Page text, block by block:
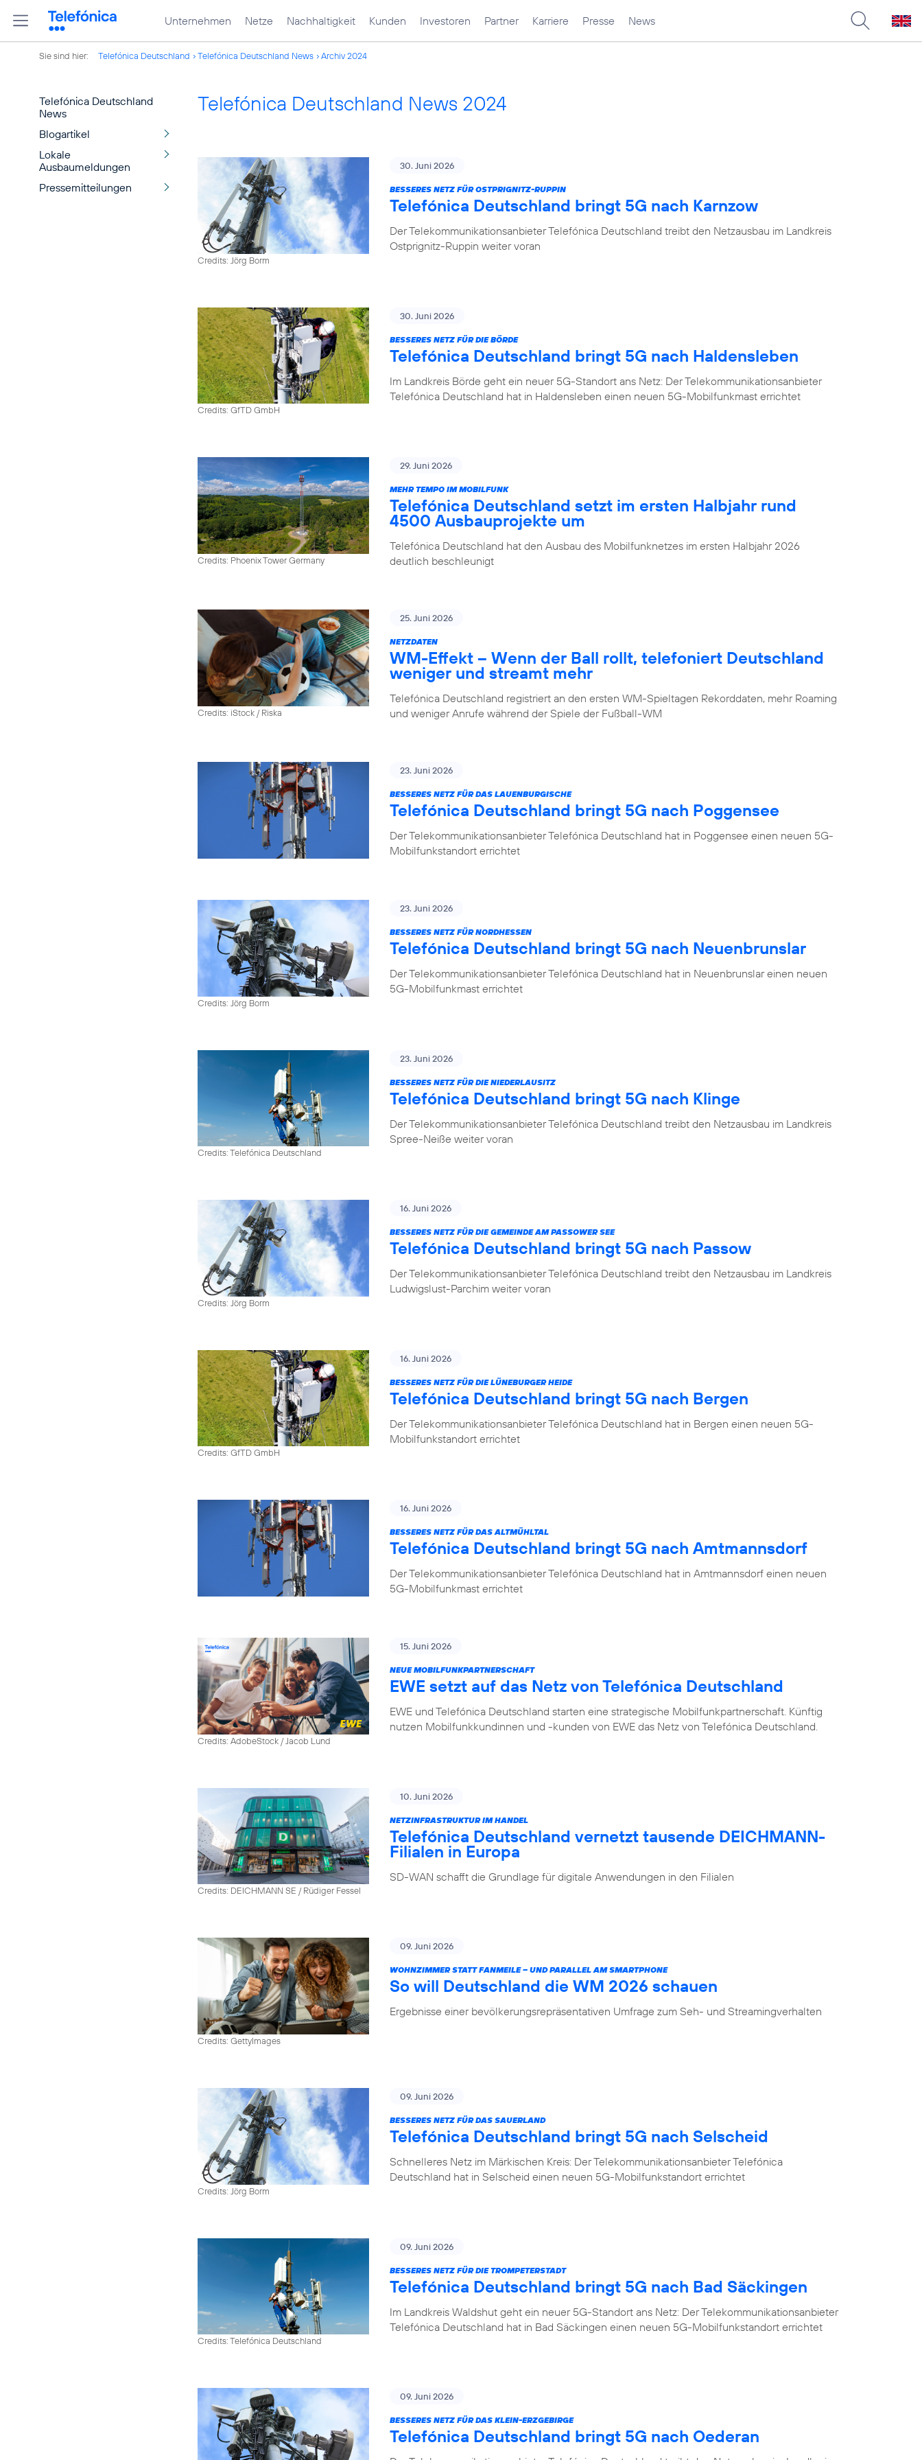
Unternehmen Netze Nachhaltigkeit Kunden Investoren Partner Karriere Presse News
Sie sind hier: Telefónica Deutschland Telefónica Deutschland News Archiv 2024
Telefónica Deutschland
News
Blogartikel
Lokale
Ausbaumeldungen
Pressemitteilungen
Telefónica Deutschland News 2024
Credits: Jörg Borm
30. Juni 2026
BESSERES NETZ FÜR OSTPRIGNITZ-RUPPIN
Telefónica Deutschland bringt 5G nach Karnzow
Der Telekommunikationsanbieter Telefónica Deutschland treibt den Netzausbau im Landkreis
Ostprignitz-Ruppin weiter voran
Credits: GfTD GmbH
30. Juni 2026
BESSERES NETZ FÜR DIE BÖRDE
Telefónica Deutschland bringt 5G nach Haldensleben
Im Landkreis Börde geht ein neuer 5G-Standort ans Netz: Der Telekommunikationsanbieter
Telefónica Deutschland hat in Haldensleben einen neuen 5G-Mobilfunkmast errichtet
Credits: Phoenix Tower Germany
29. Juni 2026
MEHR TEMPO IM MOBILFUNK
Telefónica Deutschland setzt im ersten Halbjahr rund
4500 Ausbauprojekte um
Telefónica Deutschland hat den Ausbau des Mobilfunknetzes im ersten Halbjahr 2026
deutlich beschleunigt
Credits: iStock / Riska
25. Juni 2026
NETZDATEN
WM-Effekt – Wenn der Ball rollt, telefoniert Deutschland
weniger und streamt mehr
Telefónica Deutschland registriert an den ersten WM-Spieltagen Rekorddaten, mehr Roaming
und weniger Anrufe während der Spiele der Fußball-WM
23. Juni 2026
BESSERES NETZ FÜR DAS LAUENBURGISCHE
Telefónica Deutschland bringt 5G nach Poggensee
Der Telekommunikationsanbieter Telefónica Deutschland hat in Poggensee einen neuen 5G-
Mobilfunkstandort errichtet
Credits: Jörg Borm
23. Juni 2026
BESSERES NETZ FÜR NORDHESSEN
Telefónica Deutschland bringt 5G nach Neuenbrunslar
Der Telekommunikationsanbieter Telefónica Deutschland hat in Neuenbrunslar einen neuen
5G-Mobilfunkmast errichtet
Credits: Telefónica Deutschland
23. Juni 2026
BESSERES NETZ FÜR DIE NIEDERLAUSITZ
Telefónica Deutschland bringt 5G nach Klinge
Der Telekommunikationsanbieter Telefónica Deutschland treibt den Netzausbau im Landkreis
Spree-Neiße weiter voran
Credits: Jörg Borm
16. Juni 2026
BESSERES NETZ FÜR DIE GEMEINDE AM PASSOWER SEE
Telefónica Deutschland bringt 5G nach Passow
Der Telekommunikationsanbieter Telefónica Deutschland treibt den Netzausbau im Landkreis
Ludwigslust-Parchim weiter voran
Credits: GfTD GmbH
16. Juni 2026
BESSERES NETZ FÜR DIE LÜNEBURGER HEIDE
Telefónica Deutschland bringt 5G nach Bergen
Der Telekommunikationsanbieter Telefónica Deutschland hat in Bergen einen neuen 5G-
Mobilfunkstandort errichtet
16. Juni 2026
BESSERES NETZ FÜR DAS ALTMÜHLTAL
Telefónica Deutschland bringt 5G nach Amtmannsdorf
Der Telekommunikationsanbieter Telefónica Deutschland hat in Amtmannsdorf einen neuen
5G-Mobilfunkmast errichtet
Credits: AdobeStock / Jacob Lund
15. Juni 2026
NEUE MOBILFUNKPARTNERSCHAFT
EWE setzt auf das Netz von Telefónica Deutschland
EWE und Telefónica Deutschland starten eine strategische Mobilfunkpartnerschaft. Künftig
nutzen Mobilfunkkundinnen und -kunden von EWE das Netz von Telefónica Deutschland.
Credits: DEICHMANN SE / Rüdiger Fessel
10. Juni 2026
NETZINFRASTRUKTUR IM HANDEL
Telefónica Deutschland vernetzt tausende DEICHMANN-
Filialen in Europa
SD-WAN schafft die Grundlage für digitale Anwendungen in den Filialen
Credits: GettyImages
09. Juni 2026
WOHNZIMMER STATT FANMEILE – UND PARALLEL AM SMARTPHONE
So will Deutschland die WM 2026 schauen
Ergebnisse einer bevölkerungsrepräsentativen Umfrage zum Seh- und Streamingverhalten
Credits: Jörg Borm
09. Juni 2026
BESSERES NETZ FÜR DAS SAUERLAND
Telefónica Deutschland bringt 5G nach Selscheid
Schnelleres Netz im Märkischen Kreis: Der Telekommunikationsanbieter Telefónica
Deutschland hat in Selscheid einen neuen 5G-Mobilfunkstandort errichtet
Credits: Telefónica Deutschland
09. Juni 2026
BESSERES NETZ FÜR DIE TROMPETERSTADT
Telefónica Deutschland bringt 5G nach Bad Säckingen
Im Landkreis Waldshut geht ein neuer 5G-Standort ans Netz: Der Telekommunikationsanbieter
Telefónica Deutschland hat in Bad Säckingen einen neuen 5G-Mobilfunkstandort errichtet
09. Juni 2026
BESSERES NETZ FÜR DAS KLEIN-ERZGEBIRGE
Telefónica Deutschland bringt 5G nach Oederan